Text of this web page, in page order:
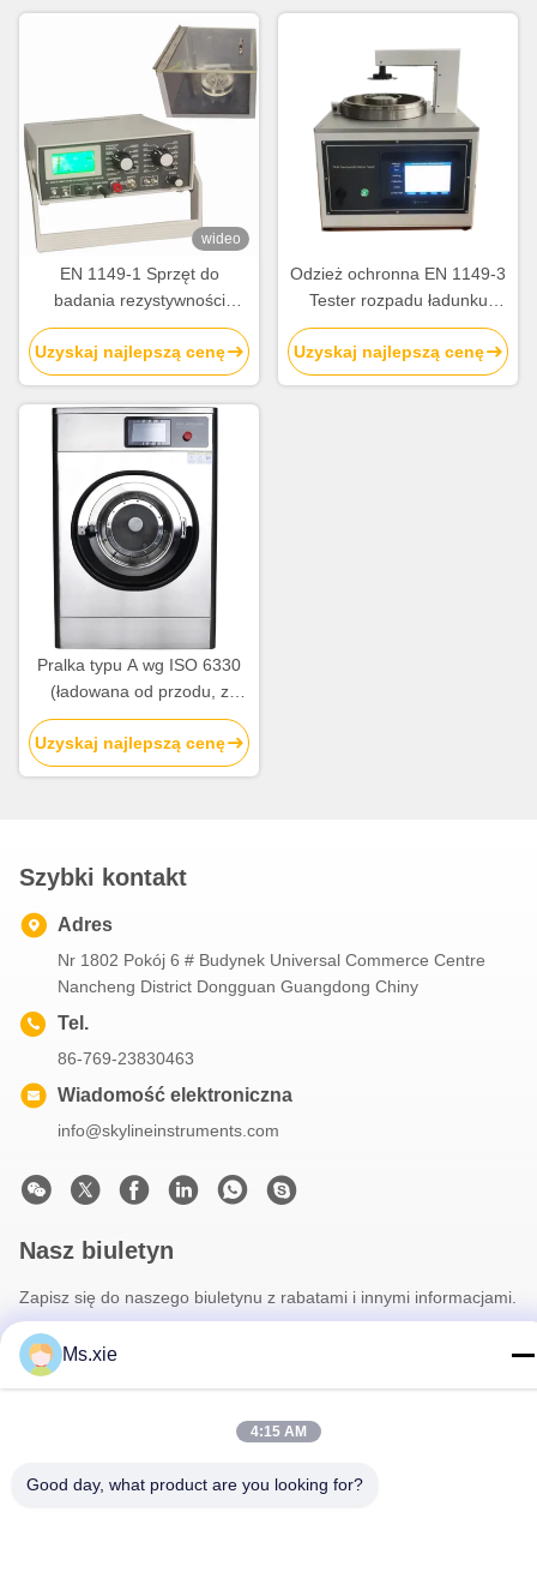
dla zgodności z normą EN
76/ BS 6524
wideo
EN 1149-1 Sprzęt do
badania rezystywności
powierzchni i objętości
materiału tkanin
Uzyskaj najlepszą cenę
Odzież ochronna EN 1149-3
Tester rozpadu ładunku
elektrostatycznego
Uzyskaj najlepszą cenę
Pralka typu A wg ISO 6330
(ładowana od przodu, z
bębnem poziomym)
Uzyskaj najlepszą cenę
Szybki kontakt
Adres
Nr 1802 Pokój 6 # Budynek Universal Commerce Centre
Nancheng District Dongguan Guangdong Chiny
Tel.
86-769-23830463
Wiadomość elektroniczna
info@skylineinstruments.com
Nasz biuletyn
Zapisz się do naszego biuletynu z rabatami i innymi informacjami.
Ms.xie
4:15 AM
Good day, what product are you looking for?